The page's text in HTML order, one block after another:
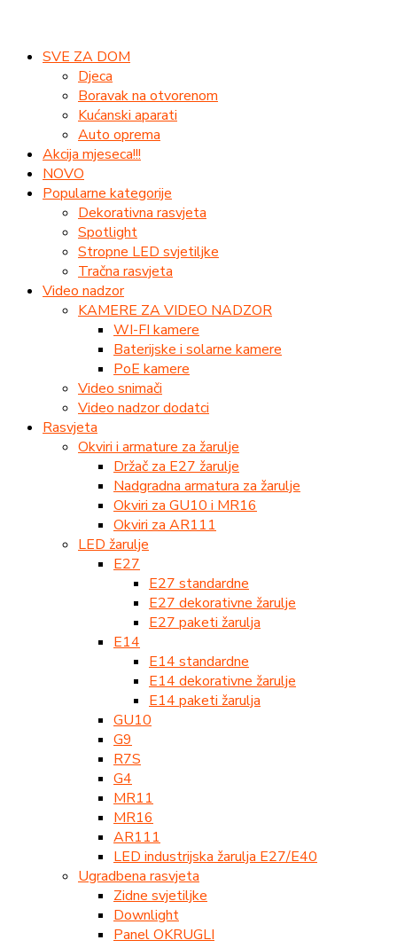
SVE ZA DOM
Djeca
Boravak na otvorenom
Kućanski aparati
Auto oprema
Akcija mjeseca!!!
NOVO
Popularne kategorije
Dekorativna rasvjeta
Spotlight
Stropne LED svjetiljke
Tračna rasvjeta
Video nadzor
KAMERE ZA VIDEO NADZOR
WI-FI kamere
Baterijske i solarne kamere
PoE kamere
Video snimači
Video nadzor dodatci
Rasvjeta
Okviri i armature za žarulje
Držač za E27 žarulje
Nadgradna armatura za žarulje
Okviri za GU10 i MR16
Okviri za AR111
LED žarulje
E27
E27 standardne
E27 dekorativne žarulje
E27 paketi žarulja
E14
E14 standardne
E14 dekorativne žarulje
E14 paketi žarulja
GU10
G9
R7S
G4
MR11
MR16
AR111
LED industrijska žarulja E27/E40
Ugradbena rasvjeta
Zidne svjetiljke
Downlight
Panel OKRUGLI